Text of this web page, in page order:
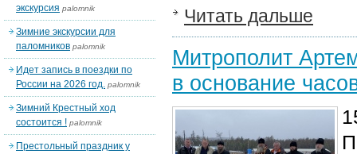
Читать дальше
Митрополит
в основание
экскурсия palomnik
Зимние экскурсии для
паломников palomnik
Идет запись в поездки по
России на 2026 год. palomnik
Зимний Крестный ход
состоится ! palomnik
Престольный праздник у